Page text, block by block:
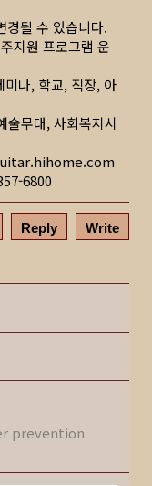
경될 수 있습니다.
원 프로그램 운
, 학교, 직장, 아
대, 사회복지시
6800
Reply Write
prevention